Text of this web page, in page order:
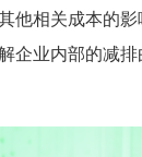
他相关成本的
企业内部的减排